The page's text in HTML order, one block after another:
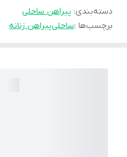
دسته‌بندی: پیراهن ساحلی
برچسب‌ها :ساحلیپیراهن زنانه